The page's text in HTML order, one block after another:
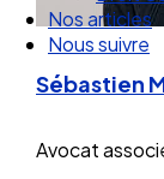
Nous suivre
Sébastien
Avocat